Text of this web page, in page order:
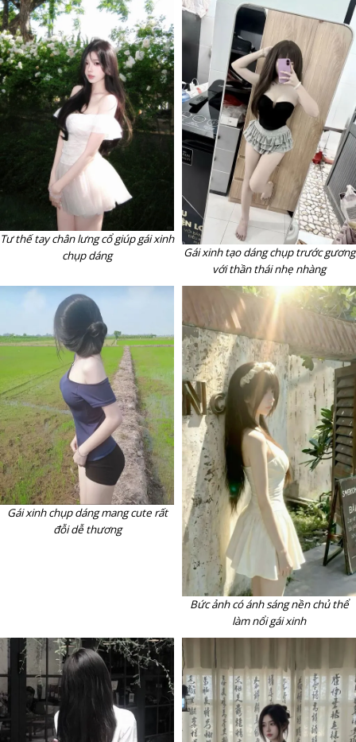
Tư thế tay chân lưng cổ giúp gái xinh
chụp dáng
Gái xinh tạo dáng chụp trước gương
với thần thái nhẹ nhàng
Gái xinh chụp dáng mang cute rất
đỗi dễ thương
Bức ảnh có ánh sáng nền chủ thể
làm nổi gái xinh